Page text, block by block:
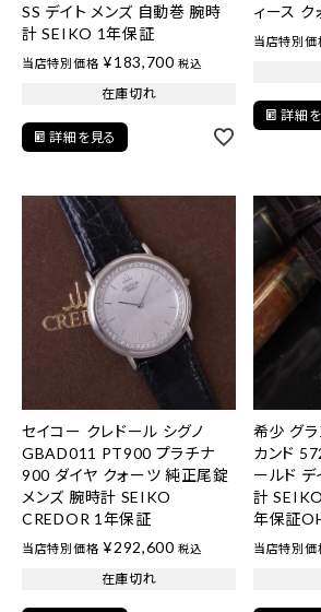
SS デイト メンズ 自動巻 腕時
計 SEIKO 1年保証
当店特別価格 ¥183,700 税込
在庫切れ
詳細を見る
ィース
当店特別価
詳細
セイコー クレドール シグノ
GBAD011 PT900 プラチナ
900 ダイヤ クォーツ 純正尾錠
メンズ 腕時計 SEIKO
CREDOR 1年保証
当店特別価格 ¥292,600 税込
在庫切れ
希少 グ
カンド
ールド
計
年保証
当店特別価